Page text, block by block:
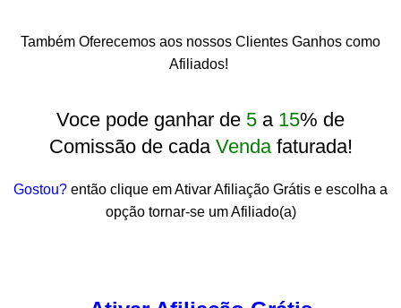
Também Oferecemos aos nossos Clientes Ganhos como
Afiliados!
Voce pode ganhar de 5 a 15% de
Comissão de cada Vendafaturada!
Gostou? então clique em Ativar Afiliação Grátis e escolha a
opção tornar-se um Afiliado(a)